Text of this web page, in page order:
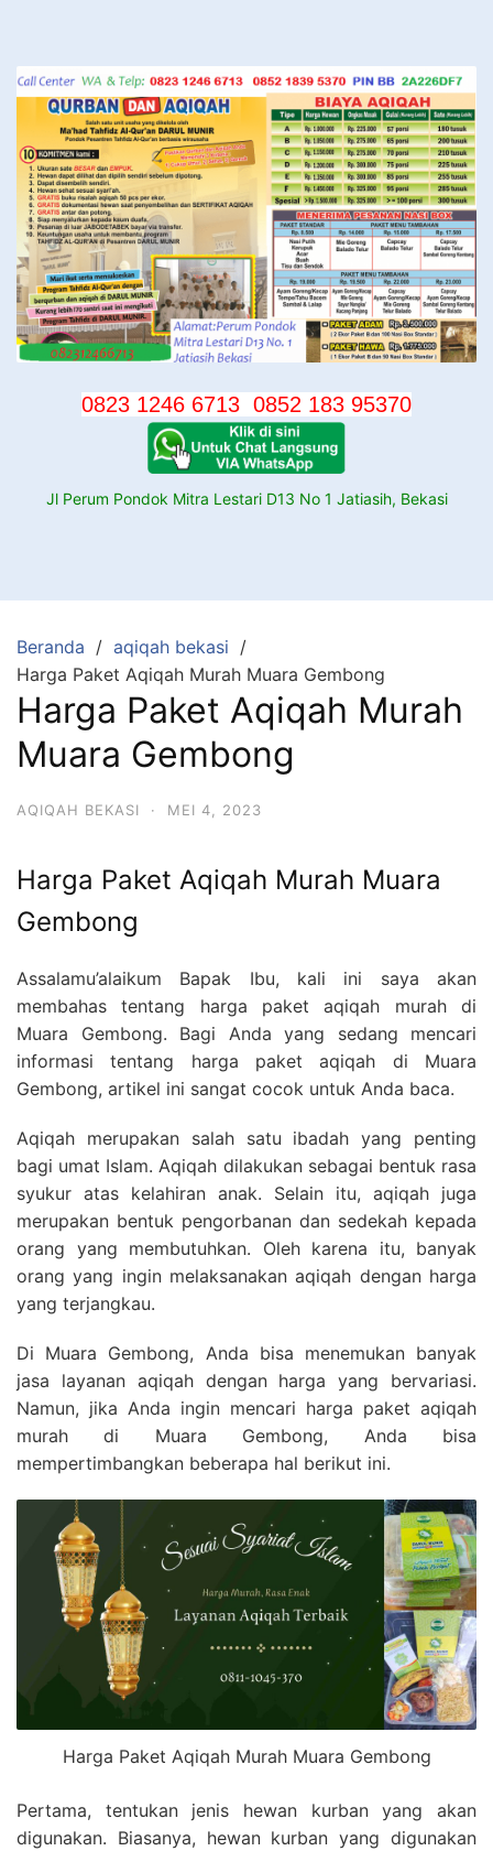
konten
0823 1246 6713 0852 183 95370
Jl Perum Pondok Mitra Lestari D13 No 1 Jatiasih, Bekasi
Beranda
aqiqah bekasi
Harga Paket Aqiqah Murah Muara Gembong
Harga Paket Aqiqah Murah
Muara Gembong
AQIQAH BEKASI · MEI 4, 2023
Harga Paket Aqiqah Murah Muara
Gembong
Assalamu’alaikum Bapak Ibu, kali ini saya akan
membahas tentang harga paket aqiqah murah di
Muara Gembong. Bagi Anda yang sedang mencari
informasi tentang harga paket aqiqah di Muara
Gembong, artikel ini sangat cocok untuk Anda baca.
Aqiqah merupakan salah satu ibadah yang penting
bagi umat Islam. Aqiqah dilakukan sebagai bentuk rasa
syukur atas kelahiran anak. Selain itu, aqiqah juga
merupakan bentuk pengorbanan dan sedekah kepada
orang yang membutuhkan. Oleh karena itu, banyak
orang yang ingin melaksanakan aqiqah dengan harga
yang terjangkau.
Di Muara Gembong, Anda bisa menemukan banyak
jasa layanan aqiqah dengan harga yang bervariasi.
Namun, jika Anda ingin mencari harga paket aqiqah
murah di Muara Gembong, Anda bisa
mempertimbangkan beberapa hal berikut ini.
Harga Paket Aqiqah Murah Muara Gembong
Pertama, tentukan jenis hewan kurban yang akan
digunakan. Biasanya, hewan kurban yang digunakan